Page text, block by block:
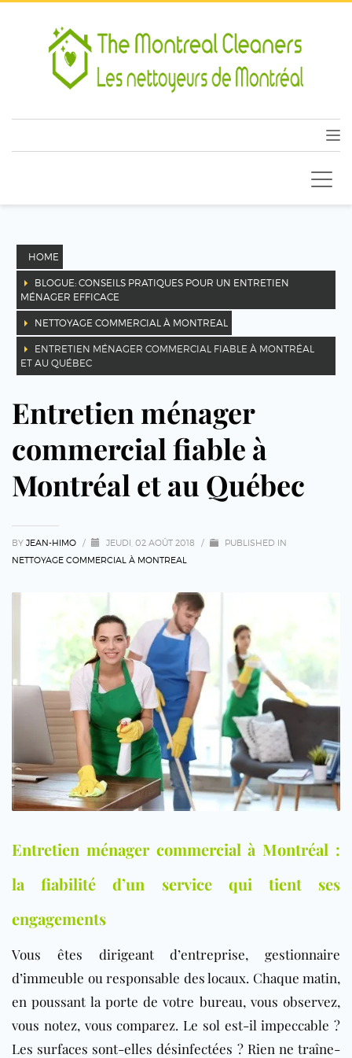
HOME
BLOGUE: CONSEILS PRATIQUES POUR UN ENTRETIEN
MÉNAGER EFFICACE
NETTOYAGE COMMERCIAL À MONTREAL
ENTRETIEN MÉNAGER COMMERCIAL FIABLE À MONTRÉAL
ET AU QUÉBEC
Entretien ménager
commercial fiable à
Montréal et au Québec
BY JEAN-HIMO / JEUDI, 02 AOÛT 2018 /
PUBLISHED IN
NETTOYAGE COMMERCIAL À MONTREAL
Entretien ménager commercial à Montréal :
la fiabilité d’un service qui tient ses
engagements
Vous êtes dirigeant d’entreprise, gestionnaire
d’immeuble ou responsable des locaux. Chaque matin,
en poussant la porte de votre bureau, vous observez,
vous notez, vous comparez. Le sol est-il impeccable ?
Les surfaces sont-elles désinfectées ? Rien ne traîne-